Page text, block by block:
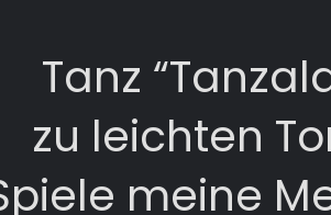
Tanz
zu leichten
meine